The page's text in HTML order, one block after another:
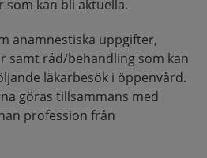
kan bli aktuella.
anamnestiska uppgifter,
samt råd/behandling som kan
läkarbesök i öppenvård.
göras tillsammans med
profession från